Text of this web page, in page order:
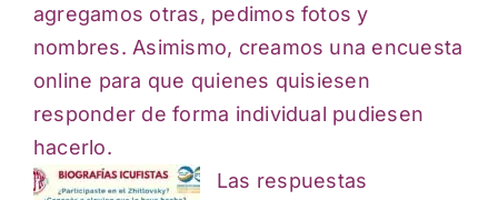
agregamos otras, pedimos fotos y
nombres. Asimismo, creamos una encuesta
online para que quienes quisiesen
responder de forma individual pudiesen
hacerlo.
Las respuestas